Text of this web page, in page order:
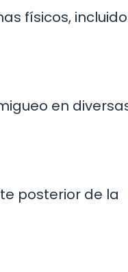
físicos,
en
posterior de la